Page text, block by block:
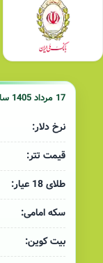
17 مرداد 1405 ساعت 14:19:39
نرخ دلار:
قیمت تتر:
طلای 18 عیار:
سکه امامی:
بیت کوین: